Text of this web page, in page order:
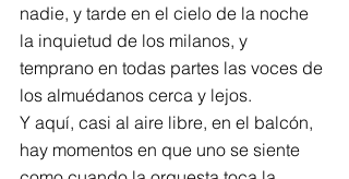
nadie, y tarde en el cielo de la noche
la inquietud de los milanos, y
temprano en todas partes las voces de
los almuédanos cerca y lejos.
Y aquí, casi al aire libre, en el balcón,
hay momentos en que uno se siente